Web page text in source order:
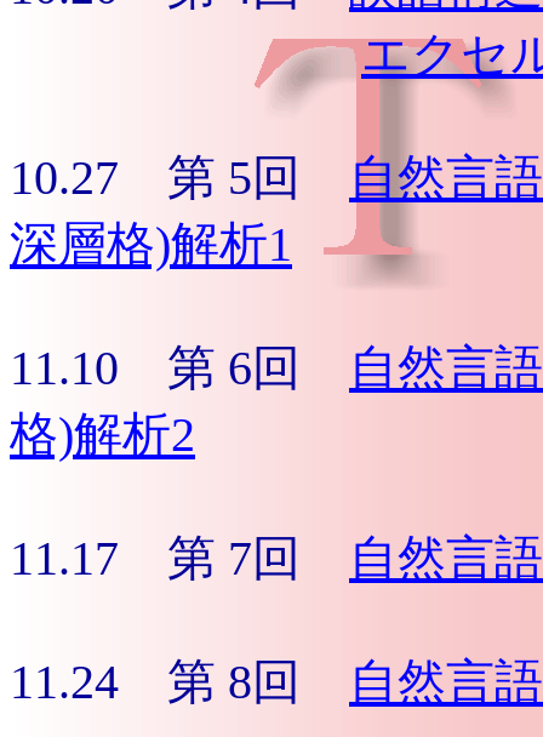
エクセ
10.27 第 5回
自然言
深層格)解析1
11.10 第 6回
自然言
格)解析2
11.17 第 7回 自然言
11.24 第 8回 自然言